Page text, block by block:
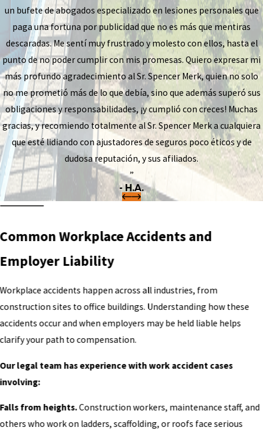
un bufete de abogados especializado en lesiones personales que
paga una fortuna por publicidad que no es más que mentiras
descaradas. Me sentí muy frustrado y molesto con ellos, hasta el
punto de no poder cumplir con mis promesas. Quiero expresar mi
más profundo agradecimiento al Sr. Spencer Merk, quien no solo
no me prometió más de lo que debía, sino que además superó sus
obligaciones y responsabilidades, ¡y cumplió con creces! Muchas
gracias, y recomiendo totalmente al Sr. Spencer Merk a cualquiera
que esté lidiando con ajustadores de seguros poco éticos y de
dudosa reputación, y sus afiliados.
”
- H.A.
Common Workplace Accidents and
Employer Liability
Workplace accidents happen across all industries, from
construction sites to office buildings. Understanding how these
accidents occur and when employers may be held liable helps
clarify your path to compensation.
Our legal team has experience with work accident cases
involving:
Falls from heights.Construction workers, maintenance staff, and
others who work on ladders, scaffolding, or roofs face serious